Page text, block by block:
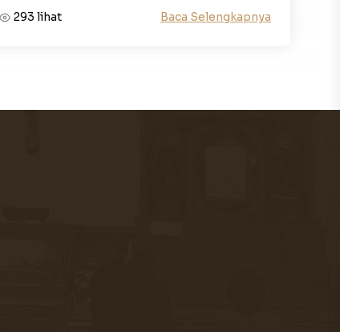
293 lihat Baca Selengkapnya